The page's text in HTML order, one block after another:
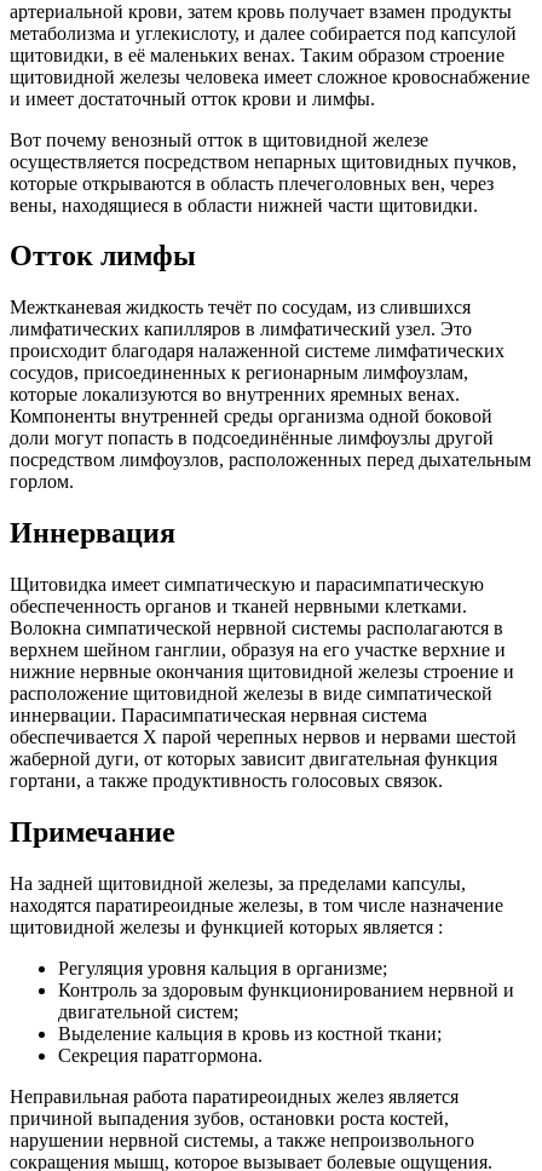
артериальной крови, затем кровь получает взамен продукты
метаболизма и углекислоту, и далее собирается под капсулой
щитовидки, в её маленьких венах. Таким образом строение
щитовидной железы человека имеет сложное кровоснабжение
и имеет достаточный отток крови и лимфы.
Вот почему венозный отток в щитовидной железе
осуществляется посредством непарных щитовидных пучков,
которые открываются в область плечеголовных вен, через
вены, находящиеся в области нижней части щитовидки.
Отток лимфы
Межтканевая жидкость течёт по сосудам, из слившихся
лимфатических капилляров в лимфатический узел. Это
происходит благодаря налаженной системе лимфатических
сосудов, присоединенных к регионарным лимфоузлам,
которые локализуются во внутренних яремных венах.
Компоненты внутренней среды организма одной боковой
доли могут попасть в подсоединённые лимфоузлы другой
посредством лимфоузлов, расположенных перед дыхательным
горлом.
Иннервация
Щитовидка имеет симпатическую и парасимпатическую
обеспеченность органов и тканей нервными клетками.
Волокна симпатической нервной системы располагаются в
верхнем шейном ганглии, образуя на его участке верхние и
нижние нервные окончания щитовидной железы строение и
расположение щитовидной железы в виде симпатической
иннервации. Парасимпатическая нервная система
обеспечивается Х парой черепных нервов и нервами шестой
жаберной дуги, от которых зависит двигательная функция
гортани, а также продуктивность голосовых связок.
Примечание
На задней щитовидной железы, за пределами капсулы,
находятся паратиреоидные железы, в том числе назначение
щитовидной железы и функцией которых является :
Регуляция уровня кальция в организме;
Контроль за здоровым функционированием нервной и
двигательной систем;
Выделение кальция в кровь из костной ткани;
Секреция паратгормона.
Неправильная работа паратиреоидных желез является
причиной выпадения зубов, остановки роста костей,
нарушении нервной системы, а также непроизвольного
сокращения мышц, которое вызывает болевые ощущения.